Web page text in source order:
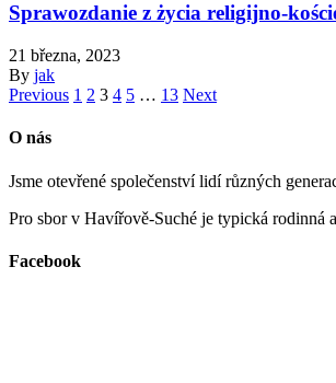
Sprawozdanie z życia religijno-
21 března, 2023
By jak
Previous 1 2 3 4 5 … 13 Next
O nás
Jsme otevřené společenství lidí různých
Pro sbor v Havířově-Suché je typická rodinná
Facebook